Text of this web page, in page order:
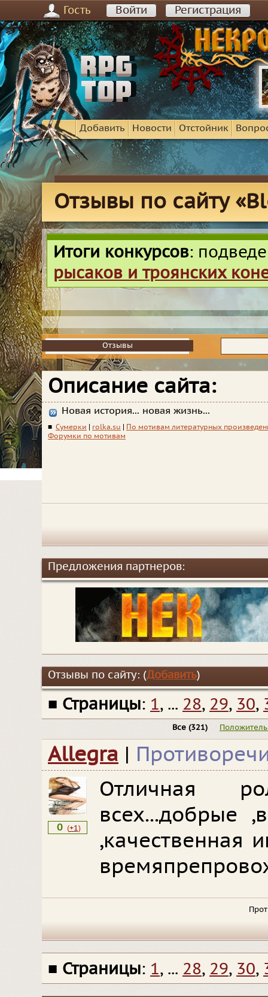
Гость Войти Регистрация
Добавить Новости Отстойник
Отзывы по сайту
Итоги конкурсов:
рысаков и троянских
Отзывы
Отзывы
Описание сайта:
Новая история... новая жизнь...
■ Сумерки rolka.su
По мотивам литературных
Форумки по мотивам
Предложения партнеров:
Отзывы по сайту: (Добавить)
■ Страницы: 1, ... 28, 29, 30,
Все (321)
Allegra |
0 (+1)
Отличная
всех...добрые
,качественная
■ Страницы: 1, ... 28, 29, 30,